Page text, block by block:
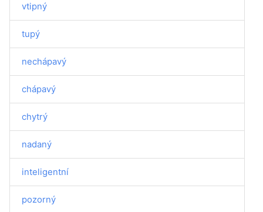
vtipný
tupý
nechápavý
chápavý
chytrý
nadaný
inteligentní
pozorný